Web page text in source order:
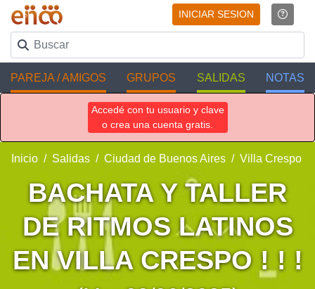
INICIAR SESION
PAREJA / AMIGOS GRUPOS SALIDAS NOTAS
Accedé con tu usuario y clave
o crea una cuenta gratis.
Inicio Salidas Ciudad de Buenos Aires Villa Crespo
BACHATA Y TALLER
DE RITMOS LATINOS
EN VILLA CRESPO ! ! !